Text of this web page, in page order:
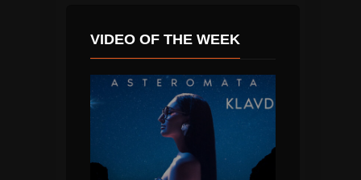
VIDEO OF THE WEEK